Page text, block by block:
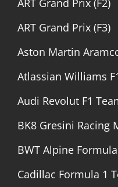
ART Grand Prix (F2)
ART Grand Prix (F3)
Aston Martin
Atlassian Williams
Audi Revolut F1
BK8 Gresini Racing
BWT Alpine
Cadillac Formula 1